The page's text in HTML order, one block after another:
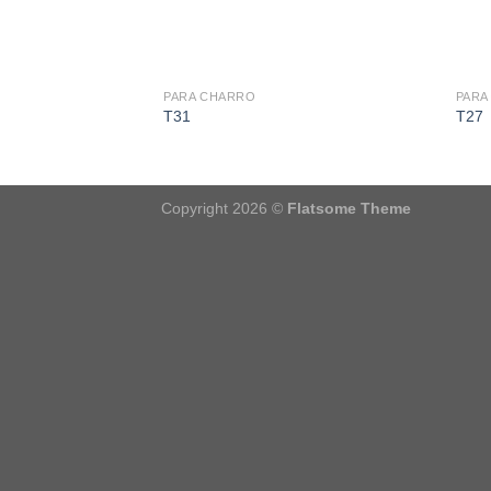
PARA CHARRO
T31 T27
Copyright 2026 © Flatsome Theme